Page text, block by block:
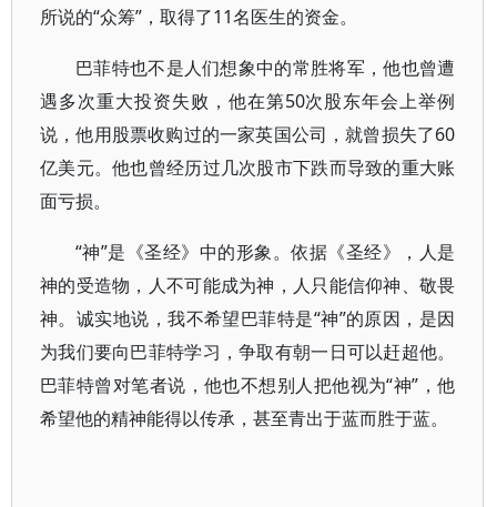
所说的“众筹”，取得了11名医生的资金。
巴菲特也不是人们想象中的常胜将军，他也曾遭
遇多次重大投资失败，他在第50次股东年会上举例
说，他用股票收购过的一家英国公司，就曾损失了60
亿美元。他也曾经历过几次股市下跌而导致的重大账
面亏损。
“神”是《圣经》中的形象。依据《圣经》，人是
神的受造物，人不可能成为神，人只能信仰神、敬畏
神。诚实地说，我不希望巴菲特是“神”的原因，是因
为我们要向巴菲特学习，争取有朝一日可以赶超他。
巴菲特曾对笔者说，他也不想别人把他视为“神”，他
希望他的精神能得以传承，甚至青出于蓝而胜于蓝。